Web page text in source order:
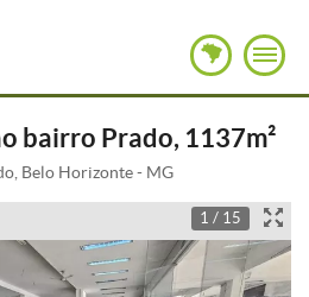
bairro Prado, 1137m²
Belo Horizonte - MG
1 / 15